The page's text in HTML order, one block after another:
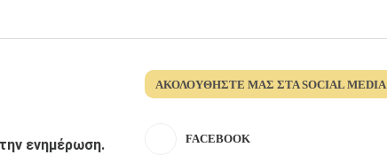
ενημέρωση.
ΑΚΟΛΟΥΘΉΣΤΕ ΜΑΣ ΣΤΑ SOCIAL MEDIA
FACEBOOK